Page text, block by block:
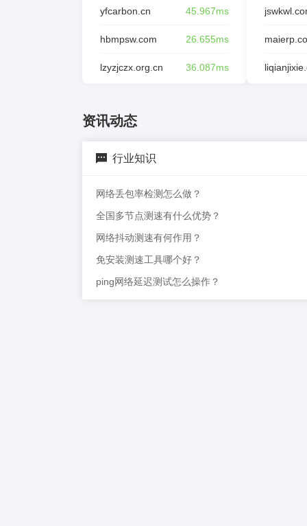
yfcarbon.cn 45.967ms
hbmpsw.com 26.655ms
lzyzjczx.org.cn 36.087ms
资讯动态
行业知识
网络丢包率检测怎么做？
全国多节点测速有什么优势？
网络抖动测速有何作用？
免安装测速工具哪个好？
ping网络延迟测试怎么操作？